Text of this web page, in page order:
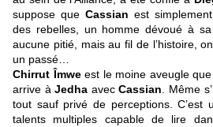
suppose que Cassian est
des rebelles, un homme dévoué à
aucune pitié, mais au fil de l’histoire,
un passé…
Chirrut Îmweest le moine aveugle que
arrive àJedha avecCassian . Même
tout sauf privé de perceptions. C’est
talents multiples capable de lire